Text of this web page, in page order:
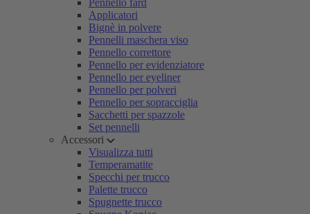
Pennello fard
Applicatori
Bignè in polvere
Pennelli maschera viso
Pennello correttore
Pennello per evidenziatore
Pennello per eyeliner
Pennello per polveri
Pennello per sopracciglia
Sacchetti per spazzole
Set pennelli
Accessori
Visualizza tutti
Temperamatite
Specchi per trucco
Palette trucco
Spugnette trucco